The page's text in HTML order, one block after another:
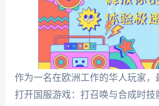
作为一名在欧洲工作的华人玩家，
打开国服游戏：打召唤与合成时技